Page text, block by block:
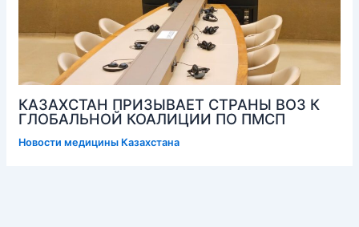
КАЗАХСТАН ПРИЗЫВАЕТ СТРАНЫ ВОЗ К
ГЛОБАЛЬНОЙ КОАЛИЦИИ ПО ПМСП
Новости медицины Казахстана